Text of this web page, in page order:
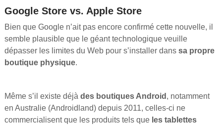
Google Store vs. Apple Store
Bien que Google n’ait pas encore confirmé cette nouvelle, il
semble plausible que le géant technologique veuille
dépasser les limites du Web pour s’installer dans sa propre
boutique physique.
Même s’il existe déjà des boutiques Android , notamment
en Australie (Androidland) depuis 2011, celles-ci ne
commercialisent que les produits tels que les tablettes